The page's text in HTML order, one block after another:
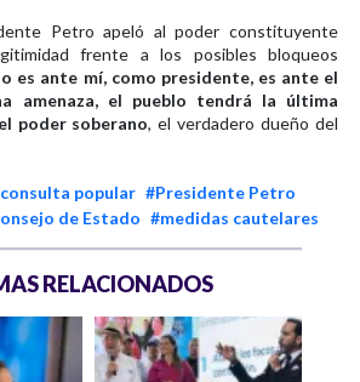
Petro apeló al poder constituyente
frente a los posibles bloqueos
es ante mí, como presidente, es ante el
amenaza, el pueblo tendrá la última
poder soberano, el verdadero dueño del
popular #Presidente Petro
de Estado #medidas cautelares
RELACIONADOS